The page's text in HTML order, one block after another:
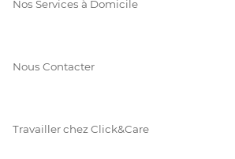
Nos Services à Domicile
Nous Contacter
Travailler chez Click&Care